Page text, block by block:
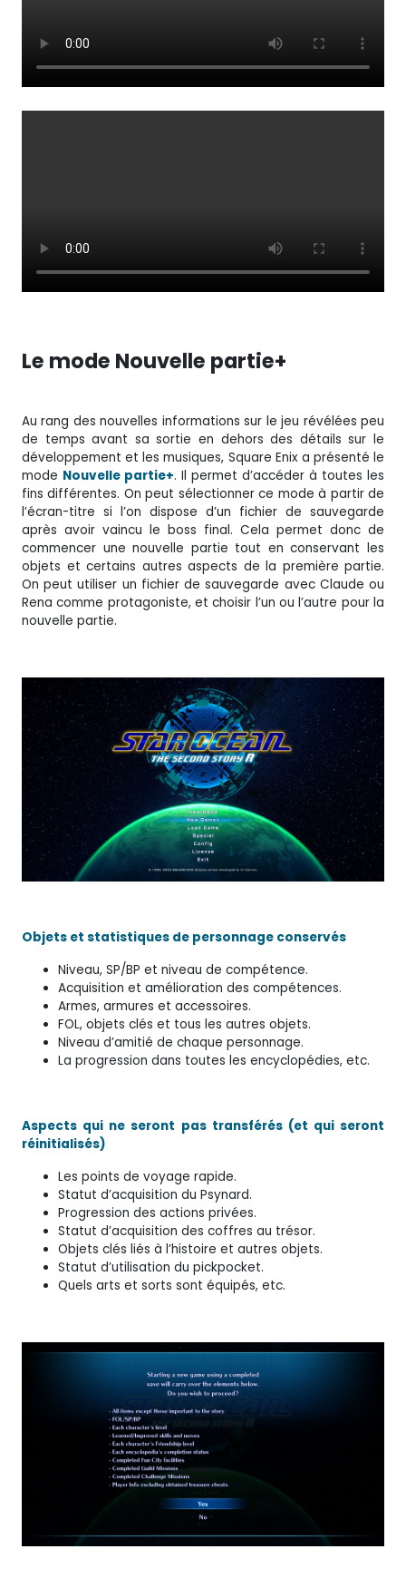
Le mode Nouvelle partie+
Au rang des nouvelles informations sur le jeu révélées peu
de temps avant sa sortie en dehors des détails sur le
développement et les musiques, Square Enix a présenté le
mode Nouvelle partie+. Il permet d’accéder à toutes les
fins différentes. On peut sélectionner ce mode à partir de
l’écran-titre si l’on dispose d’un fichier de sauvegarde
après avoir vaincu le boss final. Cela permet donc de
commencer une nouvelle partie tout en conservant les
objets et certains autres aspects de la première partie.
On peut utiliser un fichier de sauvegarde avec Claude ou
Rena comme protagoniste, et choisir l’un ou l’autre pour la
nouvelle partie.
Objets et statistiques de personnage conservés
Niveau, SP/BP et niveau de compétence.
Acquisition et amélioration des compétences.
Armes, armures et accessoires.
FOL, objets clés et tous les autres objets.
Niveau d’amitié de chaque personnage.
La progression dans toutes les encyclopédies, etc.
Aspects qui ne seront pas transférés (et qui seront
réinitialisés)
Les points de voyage rapide.
Statut d’acquisition du Psynard.
Progression des actions privées.
Statut d’acquisition des coffres au trésor.
Objets clés liés à l’histoire et autres objets.
Statut d’utilisation du pickpocket.
Quels arts et sorts sont équipés, etc.